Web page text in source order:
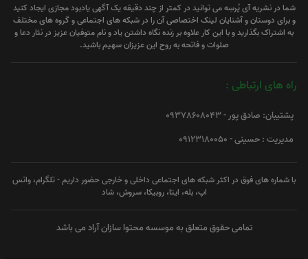
شما در نشریه آی پُرسِه می توانید در کمتر از چند دقیقه یک آگهی یادبود مجازی ایجاد کنید
و برای دوستان و آشنایان لینک اختصاصی آن را در شبکه های اجتماعی و گروه های مختلف
به اشتراک بگذارید و با این کار علاوه بر زنده نگاه داشتن یاد و نام متوفیان عزیز در نثار دعا و
صلوات و فاتحه به روح این عزیزان سهیم باشید.
راه های ارتباطی :
پشتیبان: صادق پور - 09378608043
مدیریت : حسینی - 09123180050
با شماره های فوق در اکثر شبکه های اجتماعی داخلی و خارجی حضور داریم - تلگرام، واتس
اپ، بله، ایتا، روبیکا، سروش، شاد
تمامی حقوق متعلق به موسسه محتوا سازان آراد می باشد